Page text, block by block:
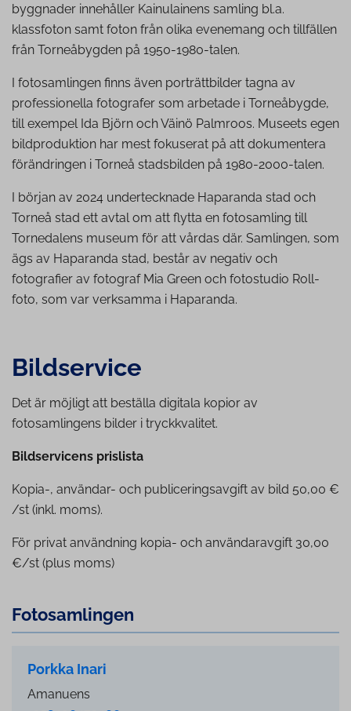
byggnader innehåller Kainulainens samling bl.a.
klassfoton samt foton från olika evenemang och tillfällen
från Torneåbygden på 1950-1980-talen.
I fotosamlingen finns även porträttbilder tagna av
professionella fotografer som arbetade i Torneåbygde,
till exempel Ida Björn och Väinö Palmroos. Museets egen
bildproduktion har mest fokuserat på att dokumentera
förändringen i Torneå stadsbilden på 1980-2000-talen.
I början av 2024 undertecknade Haparanda stad och
Torneå stad ett avtal om att flytta en fotosamling till
Tornedalens museum för att vårdas där. Samlingen, som
ägs av Haparanda stad, består av negativ och
fotografier av fotograf Mia Green och fotostudio Roll-
foto, som var verksamma i Haparanda.
Bildservice
Det är möjligt att beställa digitala kopior av
fotosamlingens bilder i tryckkvalitet.
Bildservicens prislista
Kopia-, användar- och publiceringsavgift av bild 50,00 €
/st (inkl. moms).
För privat användning kopia- och användaravgift 30,00
€/st (plus moms)
Fo­to­sam­ling­en
Porkka Inari
Amanuens